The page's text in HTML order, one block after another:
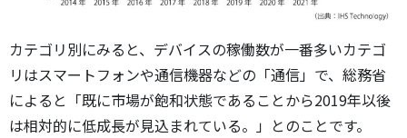
カテゴリ別にみると、デバイスの稼働数が一番多いカテゴ
リはスマートフォンや通信機器などの「通信」で、総務省
によると「既に市場が飽和状態であることから2019年以後
は相対的に低成長が見込まれている。」とのことです。